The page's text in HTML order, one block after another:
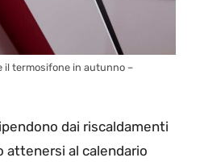
il termosifone in autunno –
dai riscaldamenti
attenersi al calendario